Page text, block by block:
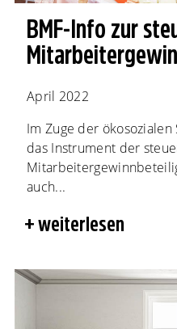
BMF-Info zur
April 2022
Im Zuge der
das Instrument der
auch...
weiterlesen